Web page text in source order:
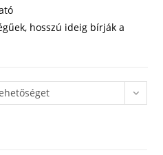
hosszú ideig bírják a